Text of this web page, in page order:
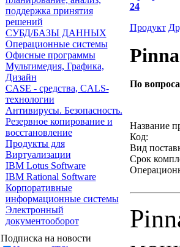
поддержка принятия
решений
СУБД/БАЗЫ ДАННЫХ
Операционные системы
Офисные программы
Мультимедия, Графика,
Дизайн
CASE - средства, CALS-
технологии
Антивирусы. Безопасность.
Резервное копирование и
восстановление
Продукты для
Виртуализации
IBM Lotus Software
IBM Rational Software
Корпоративные
информационные системы
Электронный
документооборот
Подписка на новости
24
Продукт
По
Название
Код:
Вид
Срок